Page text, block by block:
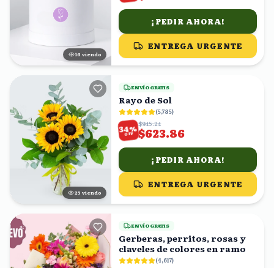
15 viendo
¡PEDIR AHORA!
ENTREGA URGENTE
24 viendo
ENVÍO GRATIS
Rayo de Sol
(5,785)
34%
OFF
$945.24
$623.86
¡PEDIR AHORA!
ENTREGA URGENTE
ENVÍO GRATIS
Gerberas, perritos, rosas y
claveles de colores en ramo
(4,617)